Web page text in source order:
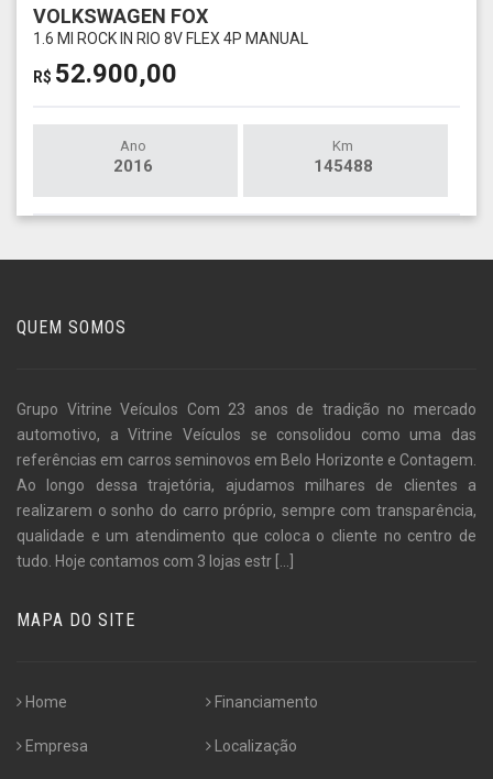
VOLKSWAGEN FOX
1.6 MI ROCK IN RIO 8V FLEX 4P MANUAL
R$ 52.900,00
Ano
2016
Km
145488
QUEM SOMOS
Grupo Vitrine Veículos Com 23 anos de tradição no mercado
automotivo, a Vitrine Veículos se consolidou como uma das
referências em carros seminovos em Belo Horizonte e Contagem.
Ao longo dessa trajetória, ajudamos milhares de clientes a
realizarem o sonho do carro próprio, sempre com transparência,
qualidade e um atendimento que coloca o cliente no centro de
tudo. Hoje contamos com 3 lojas estr [...]
MAPA DO SITE
Home
Empresa
Financiamento
Localização